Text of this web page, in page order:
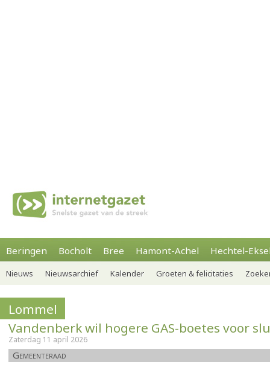
Beringen Bocholt Bree Hamont-Achel Hechtel-
Nieuws Nieuwsarchief Kalender Groeten & felicitaties
Lommel
Vandenberk wil hogere GAS-boetes voor
Zaterdag 11 april 2026
Gemeenteraad